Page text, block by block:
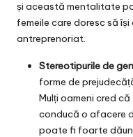
și această mentalitate
femeile care doresc să
antreprenoriat.
Stereotipurile de gen
forme de
Mulți oameni cred
conducă o afacere
poate fi foarte